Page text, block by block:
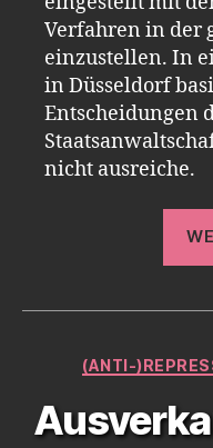
Verfahren in der
einzustellen. In
in Düsseldorf
Entscheidungen
nicht ausreiche.
(ANTI-